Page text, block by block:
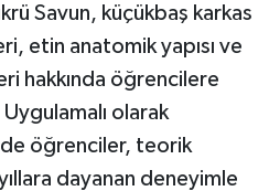
Savun, küçükbaş karkas
etin anatomik yapısı ve
hakkında öğrencilere
olarak
öğrenciler, teorik
dayanan deneyimle